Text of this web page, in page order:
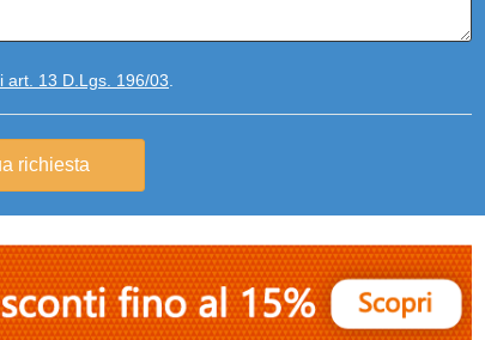
art. 13 D.Lgs. 196/03